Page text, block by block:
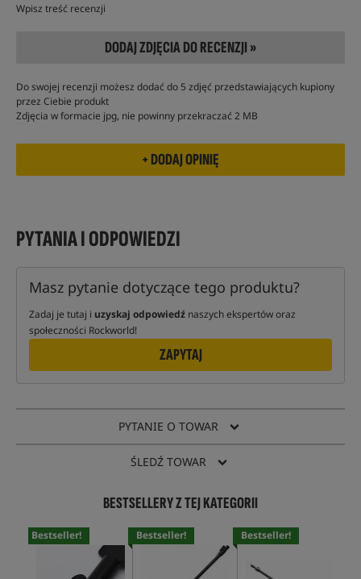
Wpisz treść recenzji
DODAJ ZDJĘCIA DO RECENZJI »
Do swojej recenzji możesz dodać do 5 zdjęć przedstawiających kupiony
przez Ciebie produkt
Zdjęcia w formacie jpg, nie powinny przekraczać 2 MB
PYTANIA I ODPOWIEDZI
Masz pytanie dotyczące tego produktu?
Zadaj je tutaj i uzyskaj odpowiedź naszych ekspertów oraz
społeczności Rockworld!
ZAPYTAJ
PYTANIE O TOWAR
ŚLEDŹ TOWAR
BESTSELLERY Z TEJ KATEGORII
Bestseller! Bestseller! Bestseller!